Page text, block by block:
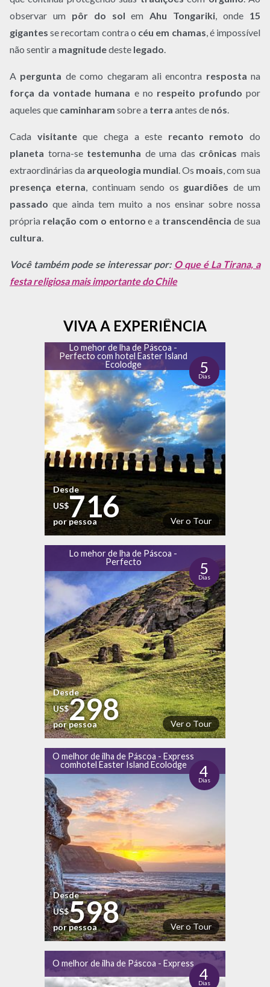
observar um pôr do sol emAhu Tongariki, onde 15
gigantes se recortam contra o céu em chamas, é impossível
não sentir a magnitudedeste legado.
A pergunta de como chegaram ali encontra resposta na
força da vontade humana e no respeito profundo por
aqueles que caminharam sobre a terra antes de nós.
Cada visitanteque chega a este recanto remoto do
planeta torna-se testemunha de uma das crônicas mais
extraordinárias da arqueologia mundial. Os moais, com sua
presença eterna, continuam sendo os guardiões de um
passado que ainda tem muito a nos ensinar sobre nossa
própria relação com o entorno e a transcendência de sua
cultura.
Você também pode se interessar por: O que é La Tirana, a
festa religiosa mais importante do Chile
VIVA A EXPERIÊNCIA
Lo mehor de lha de Páscoa -
Perfecto com hotel Easter Island
Ecolodge
5
Dias
Ver o Tour
Desde
US$716
por pessoa
Lo mehor de lha de Páscoa -
Perfecto
5
Dias
Ver o Tour
Desde
US$298
por pessoa
O melhor de ilha de Páscoa - Express
comhotel Easter Island Ecolodge
4
Dias
Ver o Tour
Desde
US$598
por pessoa
O melhor de ilha de Páscoa - Express
4
Dias